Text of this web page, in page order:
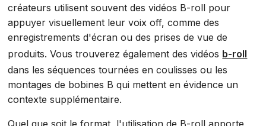
créateurs utilisent souvent des vidéos B-roll pour
appuyer visuellement leur voix off, comme des
enregistrements d'écran ou des prises de vue de
produits. Vous trouverez également des vidéos b-roll
dans les séquences tournées en coulisses ou les
montages de bobines B qui mettent en évidence un
contexte supplémentaire.